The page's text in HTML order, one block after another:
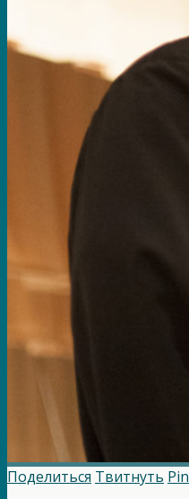
Поделиться Твитнуть Pin